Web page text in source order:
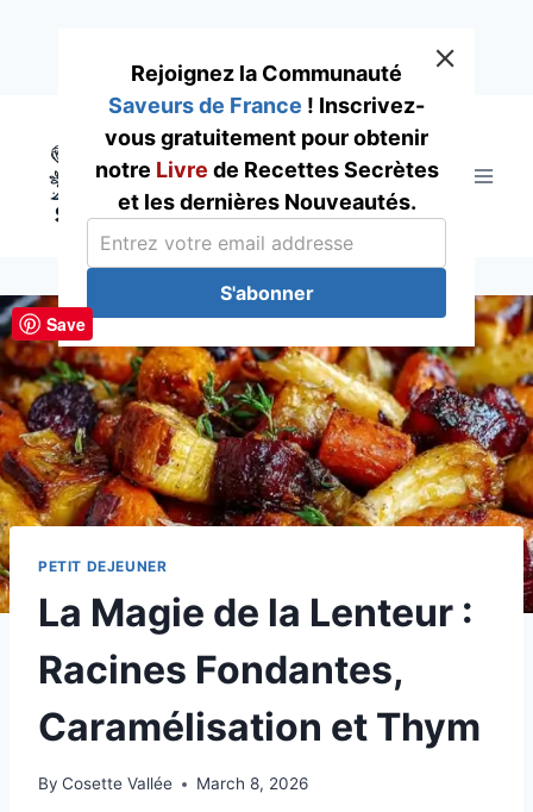
content
PETIT DEJEUNER
La Magie de la Lenteur :
Racines Fondantes,
Caramélisation et Thym
By Cosette Vallée March 8, 2026
Rejoignez la Communauté
Saveurs de France ! Inscrivez-
vous gratuitement pour obtenir
notre Livre de Recettes Secrètes
et les dernières Nouveautés.
S'abonner
Save